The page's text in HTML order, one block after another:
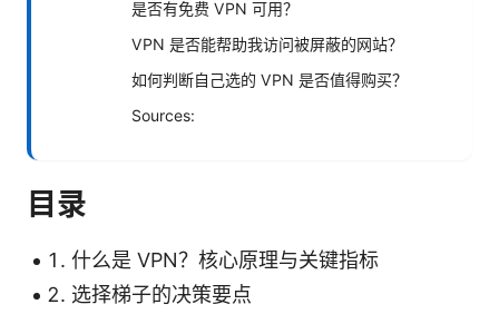
是否有免费 VPN 可用？
VPN 是否能帮助我访问被屏蔽的网站？
如何判断自己选的 VPN 是否值得购买？
Sources:
目录
什么是 VPN？核心原理与关键指标
选择梯子的决策要点